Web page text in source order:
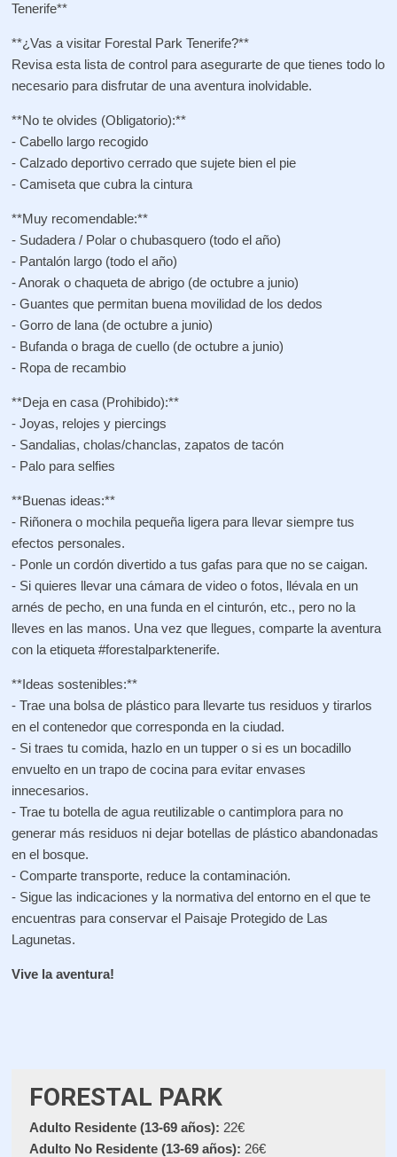
Tenerife**
**¿Vas a visitar Forestal Park Tenerife?**
Revisa esta lista de control para asegurarte de que tienes todo lo
necesario para disfrutar de una aventura inolvidable.
**No te olvides (Obligatorio):**
- Cabello largo recogido
- Calzado deportivo cerrado que sujete bien el pie
- Camiseta que cubra la cintura
**Muy recomendable:**
- Sudadera / Polar o chubasquero (todo el año)
- Pantalón largo (todo el año)
- Anorak o chaqueta de abrigo (de octubre a junio)
- Guantes que permitan buena movilidad de los dedos
- Gorro de lana (de octubre a junio)
- Bufanda o braga de cuello (de octubre a junio)
- Ropa de recambio
**Deja en casa (Prohibido):**
- Joyas, relojes y piercings
- Sandalias, cholas/chanclas, zapatos de tacón
- Palo para selfies
**Buenas ideas:**
- Riñonera o mochila pequeña ligera para llevar siempre tus
efectos personales.
- Ponle un cordón divertido a tus gafas para que no se caigan.
- Si quieres llevar una cámara de video o fotos, llévala en un
arnés de pecho, en una funda en el cinturón, etc., pero no la
lleves en las manos. Una vez que llegues, comparte la aventura
con la etiqueta #forestalparktenerife.
**Ideas sostenibles:**
- Trae una bolsa de plástico para llevarte tus residuos y tirarlos
en el contenedor que corresponda en la ciudad.
- Si traes tu comida, hazlo en un tupper o si es un bocadillo
envuelto en un trapo de cocina para evitar envases
innecesarios.
- Trae tu botella de agua reutilizable o cantimplora para no
generar más residuos ni dejar botellas de plástico abandonadas
en el bosque.
- Comparte transporte, reduce la contaminación.
- Sigue las indicaciones y la normativa del entorno en el que te
encuentras para conservar el Paisaje Protegido de Las
Lagunetas.
Vive la aventura!
FORESTAL PARK
Adulto Residente (13-69 años): 22€
Adulto No Residente (13-69 años): 26€